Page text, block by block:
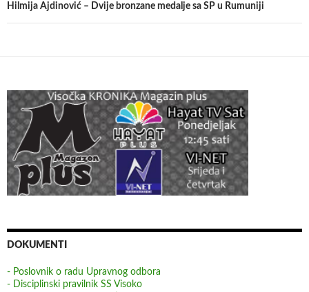
Hilmija Ajdinović – Dvije bronzane medalje sa SP u Rumuniji
DOKUMENTI
- Poslovnik o radu Upravnog odbora
- Disciplinski pravilnik SS Visoko